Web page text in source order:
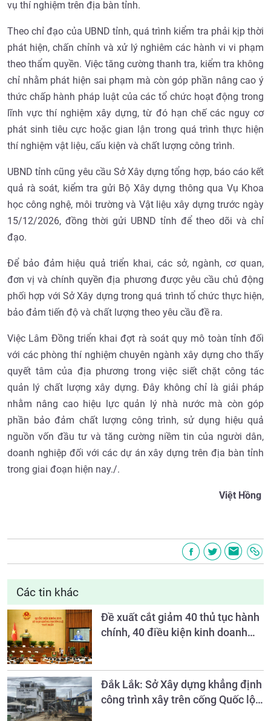
vụ thí nghiệm trên địa bàn tỉnh.
Theo chỉ đạo của UBND tỉnh, quá trình kiểm tra phải kịp thời
phát hiện, chấn chỉnh và xử lý nghiêm các hành vi vi phạm
theo thẩm quyền. Việc tăng cường thanh tra, kiểm tra không
chỉ nhằm phát hiện sai phạm mà còn góp phần nâng cao ý
thức chấp hành pháp luật của các tổ chức hoạt động trong
lĩnh vực thí nghiệm xây dựng, từ đó hạn chế các nguy cơ
phát sinh tiêu cực hoặc gian lận trong quá trình thực hiện
thí nghiệm vật liệu, cấu kiện và chất lượng công trình.
UBND tỉnh cũng yêu cầu Sở Xây dựng tổng hợp, báo cáo kết
quả rà soát, kiểm tra gửi Bộ Xây dựng thông qua Vụ Khoa
học công nghệ, môi trường và Vật liệu xây dựng trước ngày
15/12/2026, đồng thời gửi UBND tỉnh để theo dõi và chỉ
đạo.
Để bảo đảm hiệu quả triển khai, các sở, ngành, cơ quan,
đơn vị và chính quyền địa phương được yêu cầu chủ động
phối hợp với Sở Xây dựng trong quá trình tổ chức thực hiện,
bảo đảm tiến độ và chất lượng theo yêu cầu đề ra.
Việc Lâm Đồng triển khai đợt rà soát quy mô toàn tỉnh đối
với các phòng thí nghiệm chuyên ngành xây dựng cho thấy
quyết tâm của địa phương trong việc siết chặt công tác
quản lý chất lượng xây dựng. Đây không chỉ là giải pháp
nhằm nâng cao hiệu lực quản lý nhà nước mà còn góp
phần bảo đảm chất lượng công trình, sử dụng hiệu quả
nguồn vốn đầu tư và tăng cường niềm tin của người dân,
doanh nghiệp đối với các dự án xây dựng trên địa bàn tỉnh
trong giai đoạn hiện nay./.
Việt Hồng
Các tin khác
Đề xuất cắt giảm 40 thủ tục hành
chính, 40 điều kiện kinh doanh
Đắk Lắk: Sở Xây dựng khẳng định
công trình xây trên cống Quốc lộ